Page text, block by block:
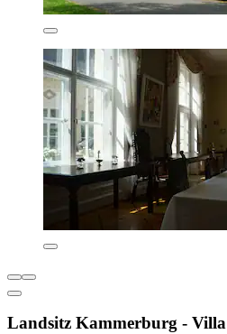
Landsitz Kammerburg - Villa